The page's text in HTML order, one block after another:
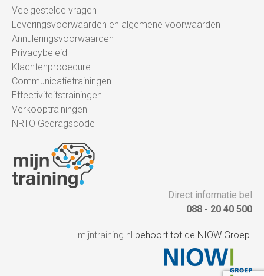
Veelgestelde vragen
Leveringsvoorwaarden en algemene voorwaarden
Annuleringsvoorwaarden
Privacybeleid
Klachtenprocedure
Communicatietrainingen
Effectiviteitstrainingen
Verkooptrainingen
NRTO Gedragscode
Direct informatie bel
088 - 20 40 500
mijntraining.nl behoort tot de NIOW Groep.